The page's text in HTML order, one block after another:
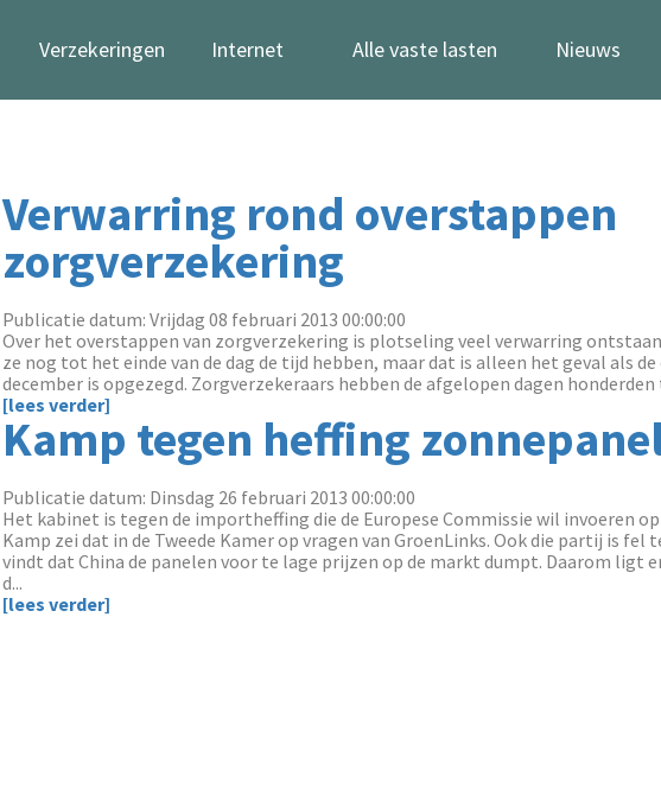
Verzekeringen Internet Alle vaste lasten Nieuws
Verwarring rond overstappen
zorgverzekering
Publicatie datum: Vrijdag 08 februari 2013 00:00:00
Over het overstappen van zorgverzekering is plotseling veel verwarring
ze nog tot het einde van de dag de tijd hebben, maar dat is alleen het geval als
december is opgezegd. Zorgverzekeraars hebben de afgelopen dagen
[lees verder]
Kamp tegen heffing
Publicatie datum: Dinsdag 26 februari 2013 00:00:00
Het kabinet is tegen de importheffing die de Europese Commissie wil invoeren
Kamp zei dat in de Tweede Kamer op vragen van GroenLinks. Ook die partij is fel
vindt dat China de panelen voor te lage prijzen op de markt dumpt. Daarom ligt
d...
[lees verder]